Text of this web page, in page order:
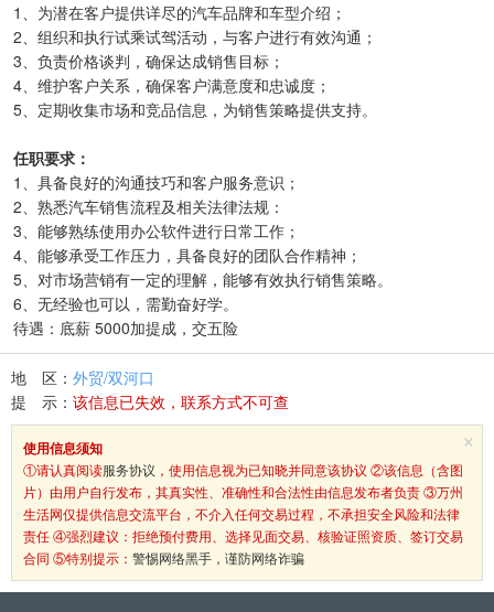
1、为潜在客户提供详尽的汽车品牌和车型介绍；
2、组织和执行试乘试驾活动，与客户进行有效沟通；
3、负责价格谈判，确保达成销售目标；
4、维护客户关系，确保客户满意度和忠诚度；
5、定期收集市场和竞品信息，为销售策略提供支持。
任职要求：
1、具备良好的沟通技巧和客户服务意识；
2、熟悉汽车销售流程及相关法律法规：
3、能够熟练使用办公软件进行日常工作；
4、能够承受工作压力，具备良好的团队合作精神；
5、对市场营销有一定的理解，能够有效执行销售策略。
6、无经验也可以，需勤奋好学。
待遇：底薪 5000加提成，交五险
地 区： 外贸/双河口
提 示： 该信息已失效，联系方式不可查
×
使用信息须知
①请认真阅读服务协议 ，使用信息视为已知晓并同意该协议 ②该信息（含图
片）由用户自行发布，其真实性、准确性和合法性由信息发布者负责 ③万州
生活网仅提供信息交流平台，不介入任何交易过程，不承担安全风险和法律
责任 ④强烈建议：拒绝预付费用、选择见面交易、核验证照资质、签订交易
合同 ⑤特别提示： 警惕网络黑手，谨防网络诈骗